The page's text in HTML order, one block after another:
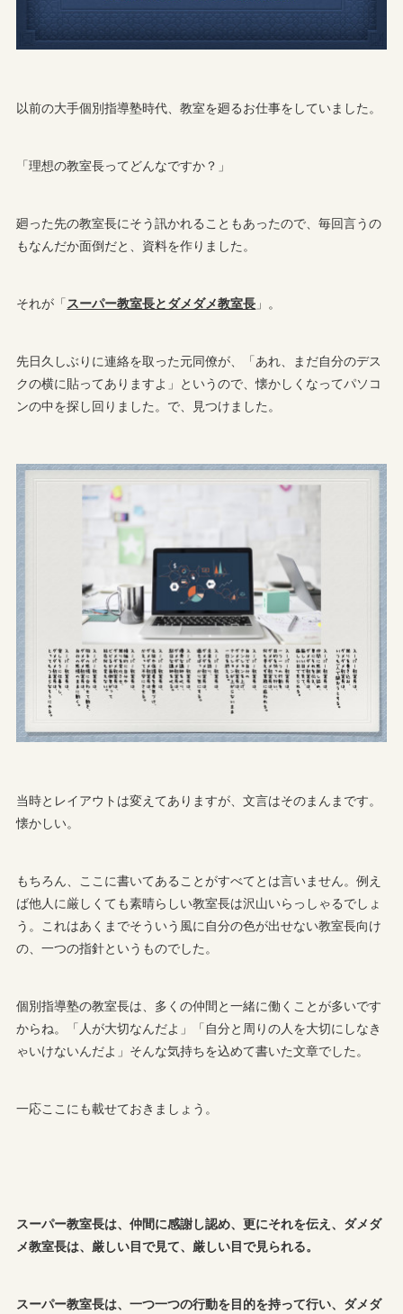
以前の大手個別指導塾時代、教室を廻るお仕事をしていました。
「理想の教室長ってどんなですか？」
廻った先の教室長にそう訊かれることもあったので、毎回言うの
もなんだか面倒だと、資料を作りました。
それが「スーパー教室長とダメダメ教室長 」。
先日久しぶりに連絡を取った元同僚が、「あれ、まだ自分のデス
クの横に貼ってありますよ」というので、懐かしくなってパソコ
ンの中を探し回りました。で、見つけました。
当時とレイアウトは変えてありますが、文言はそのまんまです。
懐かしい。
もちろん、ここに書いてあることがすべてとは言いません。例え
ば他人に厳しくても素晴らしい教室長は沢山いらっしゃるでしょ
う。これはあくまでそういう風に自分の色が出せない教室長向け
の、一つの指針というものでした。
個別指導塾の教室長は、多くの仲間と一緒に働くことが多いです
からね。「人が大切なんだよ」「自分と周りの人を大切にしなき
ゃいけないんだよ」そんな気持ちを込めて書いた文章でした。
一応ここにも載せておきましょう。
スーパー教室長は、仲間に感謝し認め、更にそれを伝え、ダメダ
メ教室長は、厳しい目で見て、厳しい目で見られる。
スーパー教室長は、一つ一つの行動を目的を持って行い、ダメダ